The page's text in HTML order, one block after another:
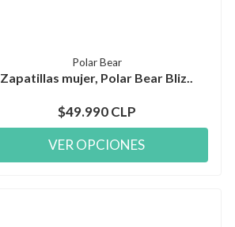
Polar Bear
Zapatillas mujer, Polar Bear Bliz..
$49.990 CLP
VER OPCIONES